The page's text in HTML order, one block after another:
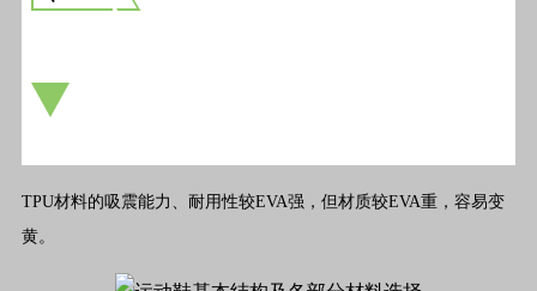
TPU材料的吸震能力、耐用性较EVA强，但材质较EVA重，容易变
黄。